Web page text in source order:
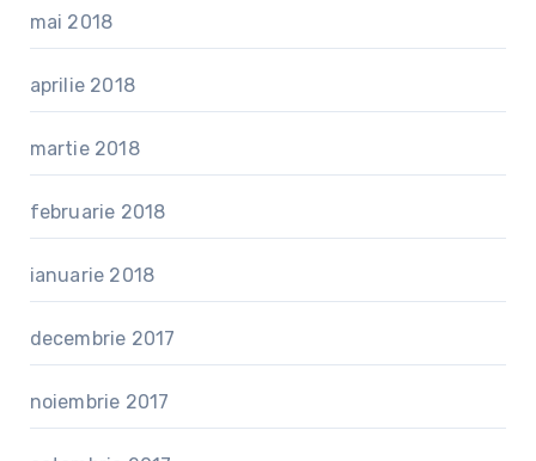
mai 2018
aprilie 2018
martie 2018
februarie 2018
ianuarie 2018
decembrie 2017
noiembrie 2017